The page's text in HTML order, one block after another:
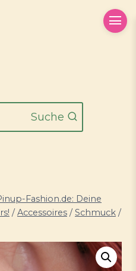
Suche
Fashion.de: Deine
/ Accessoires / Schmuck /